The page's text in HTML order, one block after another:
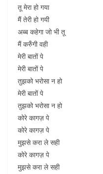
तू मेरा हो गया
मैं तेरी हो गयी
अब्ब कहेगा जो भी तू
मैं करुँगी वही
मेरी बातों पे
मेरी बातों पे
तुझको भरोसा न हो
मेरी बातों पे
तुझको भरोसा न हो
कोरे कागज़ पे
कोरे कागज़ पे
मुझसे करा ले सही
कोरे कागज़ पे
मुझसे करा ले सही